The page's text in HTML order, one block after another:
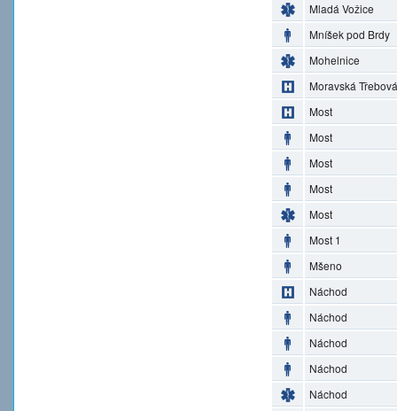
Mladá Vožice
Mníšek pod Brdy
Mohelnice
Moravská Třebová
Most
Most
Most
Most
Most
Most 1
Mšeno
Náchod
Náchod
Náchod
Náchod
Náchod